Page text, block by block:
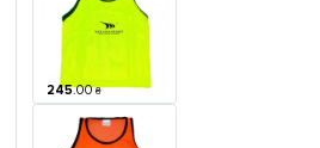
245.00 ₴